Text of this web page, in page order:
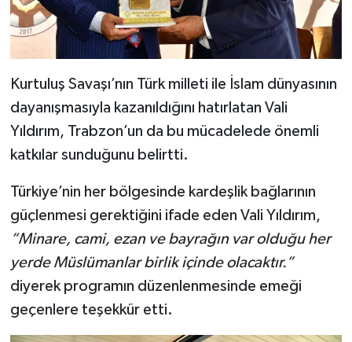
Kurtuluş Savaşı’nın Türk milleti ile İslam dünyasının
dayanışmasıyla kazanıldığını hatırlatan Vali
Yıldırım, Trabzon’un da bu mücadelede önemli
katkılar sunduğunu belirtti.
Türkiye’nin her bölgesinde kardeşlik bağlarının
güçlenmesi gerektiğini ifade eden Vali Yıldırım,
“Minare, cami, ezan ve bayrağın var olduğu her
yerde Müslümanlar birlik içinde olacaktır.”
diyerek programın düzenlenmesinde emeği
geçenlere teşekkür etti.